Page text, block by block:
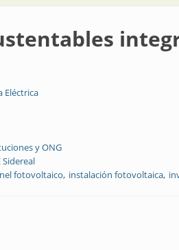
Eléctrica
y ONG
Sidereal
fotovoltaico instalación fotovoltaica
integrales